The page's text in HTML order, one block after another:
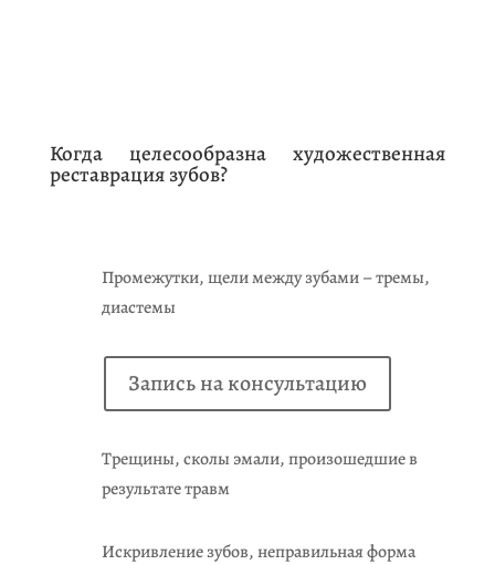
Когда целесообразна художественная
реставрация зубов?
Промежутки, щели между зубами – тремы,
диастемы
Запись на консультацию
Трещины, сколы эмали, произошедшие в
результате травм
Искривление зубов, неправильная форма